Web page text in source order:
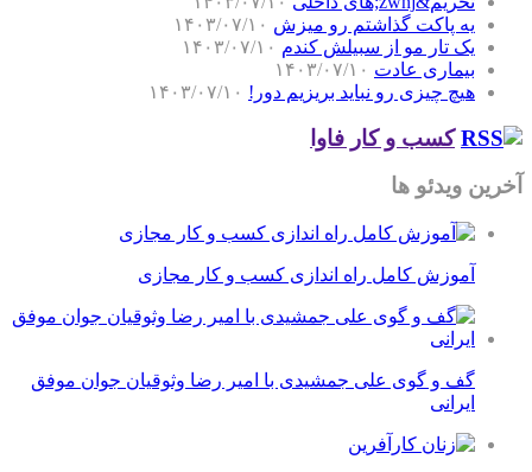
یه پاکت گذاشتم رو میزش ۱۴۰۳/۰۷/۱۰
یک تار مو از سبیلش کندم ۱۴۰۳/۰۷/۱۰
بیماری عادت ۱۴۰۳/۰۷/۱۰
هیچ چیزی رو نباید بریزیم دور! ۱۴۰۳/۰۷/۱۰
کسب و کار فاوا
آخرین ویدئو ها
آموزش کامل راه اندازی کسب و کار مجازی
گف و گوی علی جمشیدی با امیر رضا وثوقیان جوان موفق
ایرانی